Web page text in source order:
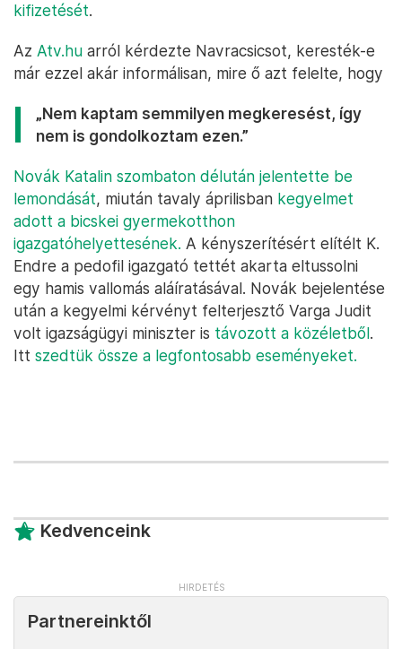
kifizetését.
Az Atv.hu arról kérdezte Navracsicsot, keresték-e
már ezzel akár informálisan, mire ő azt felelte, hogy
„Nem kaptam semmilyen megkeresést, így
nem is gondolkoztam ezen.”
Novák Katalin szombaton délután jelentette be
lemondását, miután tavaly áprilisban kegyelmet
adott a bicskei gyermekotthon
igazgatóhelyettesének. A kényszerítésért elítélt K.
Endre a pedofil igazgató tettét akarta eltussolni
egy hamis vallomás aláíratásával. Novák bejelentése
után a kegyelmi kérvényt felterjesztő Varga Judit
volt igazságügyi miniszter is távozott a közéletből.
Itt szedtük össze a legfontosabb eseményeket.
Kedvenceink
Partnereinktől